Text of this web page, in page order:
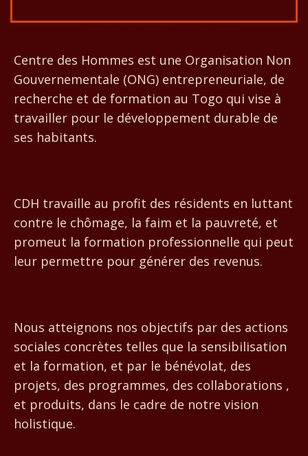
Centre des Hommes est une Organisation Non
Gouvernementale (ONG) entrepreneuriale, de
recherche et de formation au Togo qui vise à
travailler pour le développement durable de
ses habitants.
CDH travaille au profit des résidents en luttant
contre le chômage, la faim et la pauvreté, et
promeut la formation professionnelle qui peut
leur permettre pour générer des revenus.
Nous atteignons nos objectifs par des actions
sociales concrètes telles que la sensibilisation
et la formation, et par le bénévolat, des
projets, des programmes, des collaborations ,
et produits, dans le cadre de notre vision
holistique.